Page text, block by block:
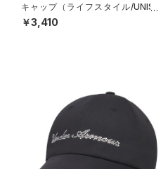
キャップ（ライフスタイル/UNISE
X）
￥3,410